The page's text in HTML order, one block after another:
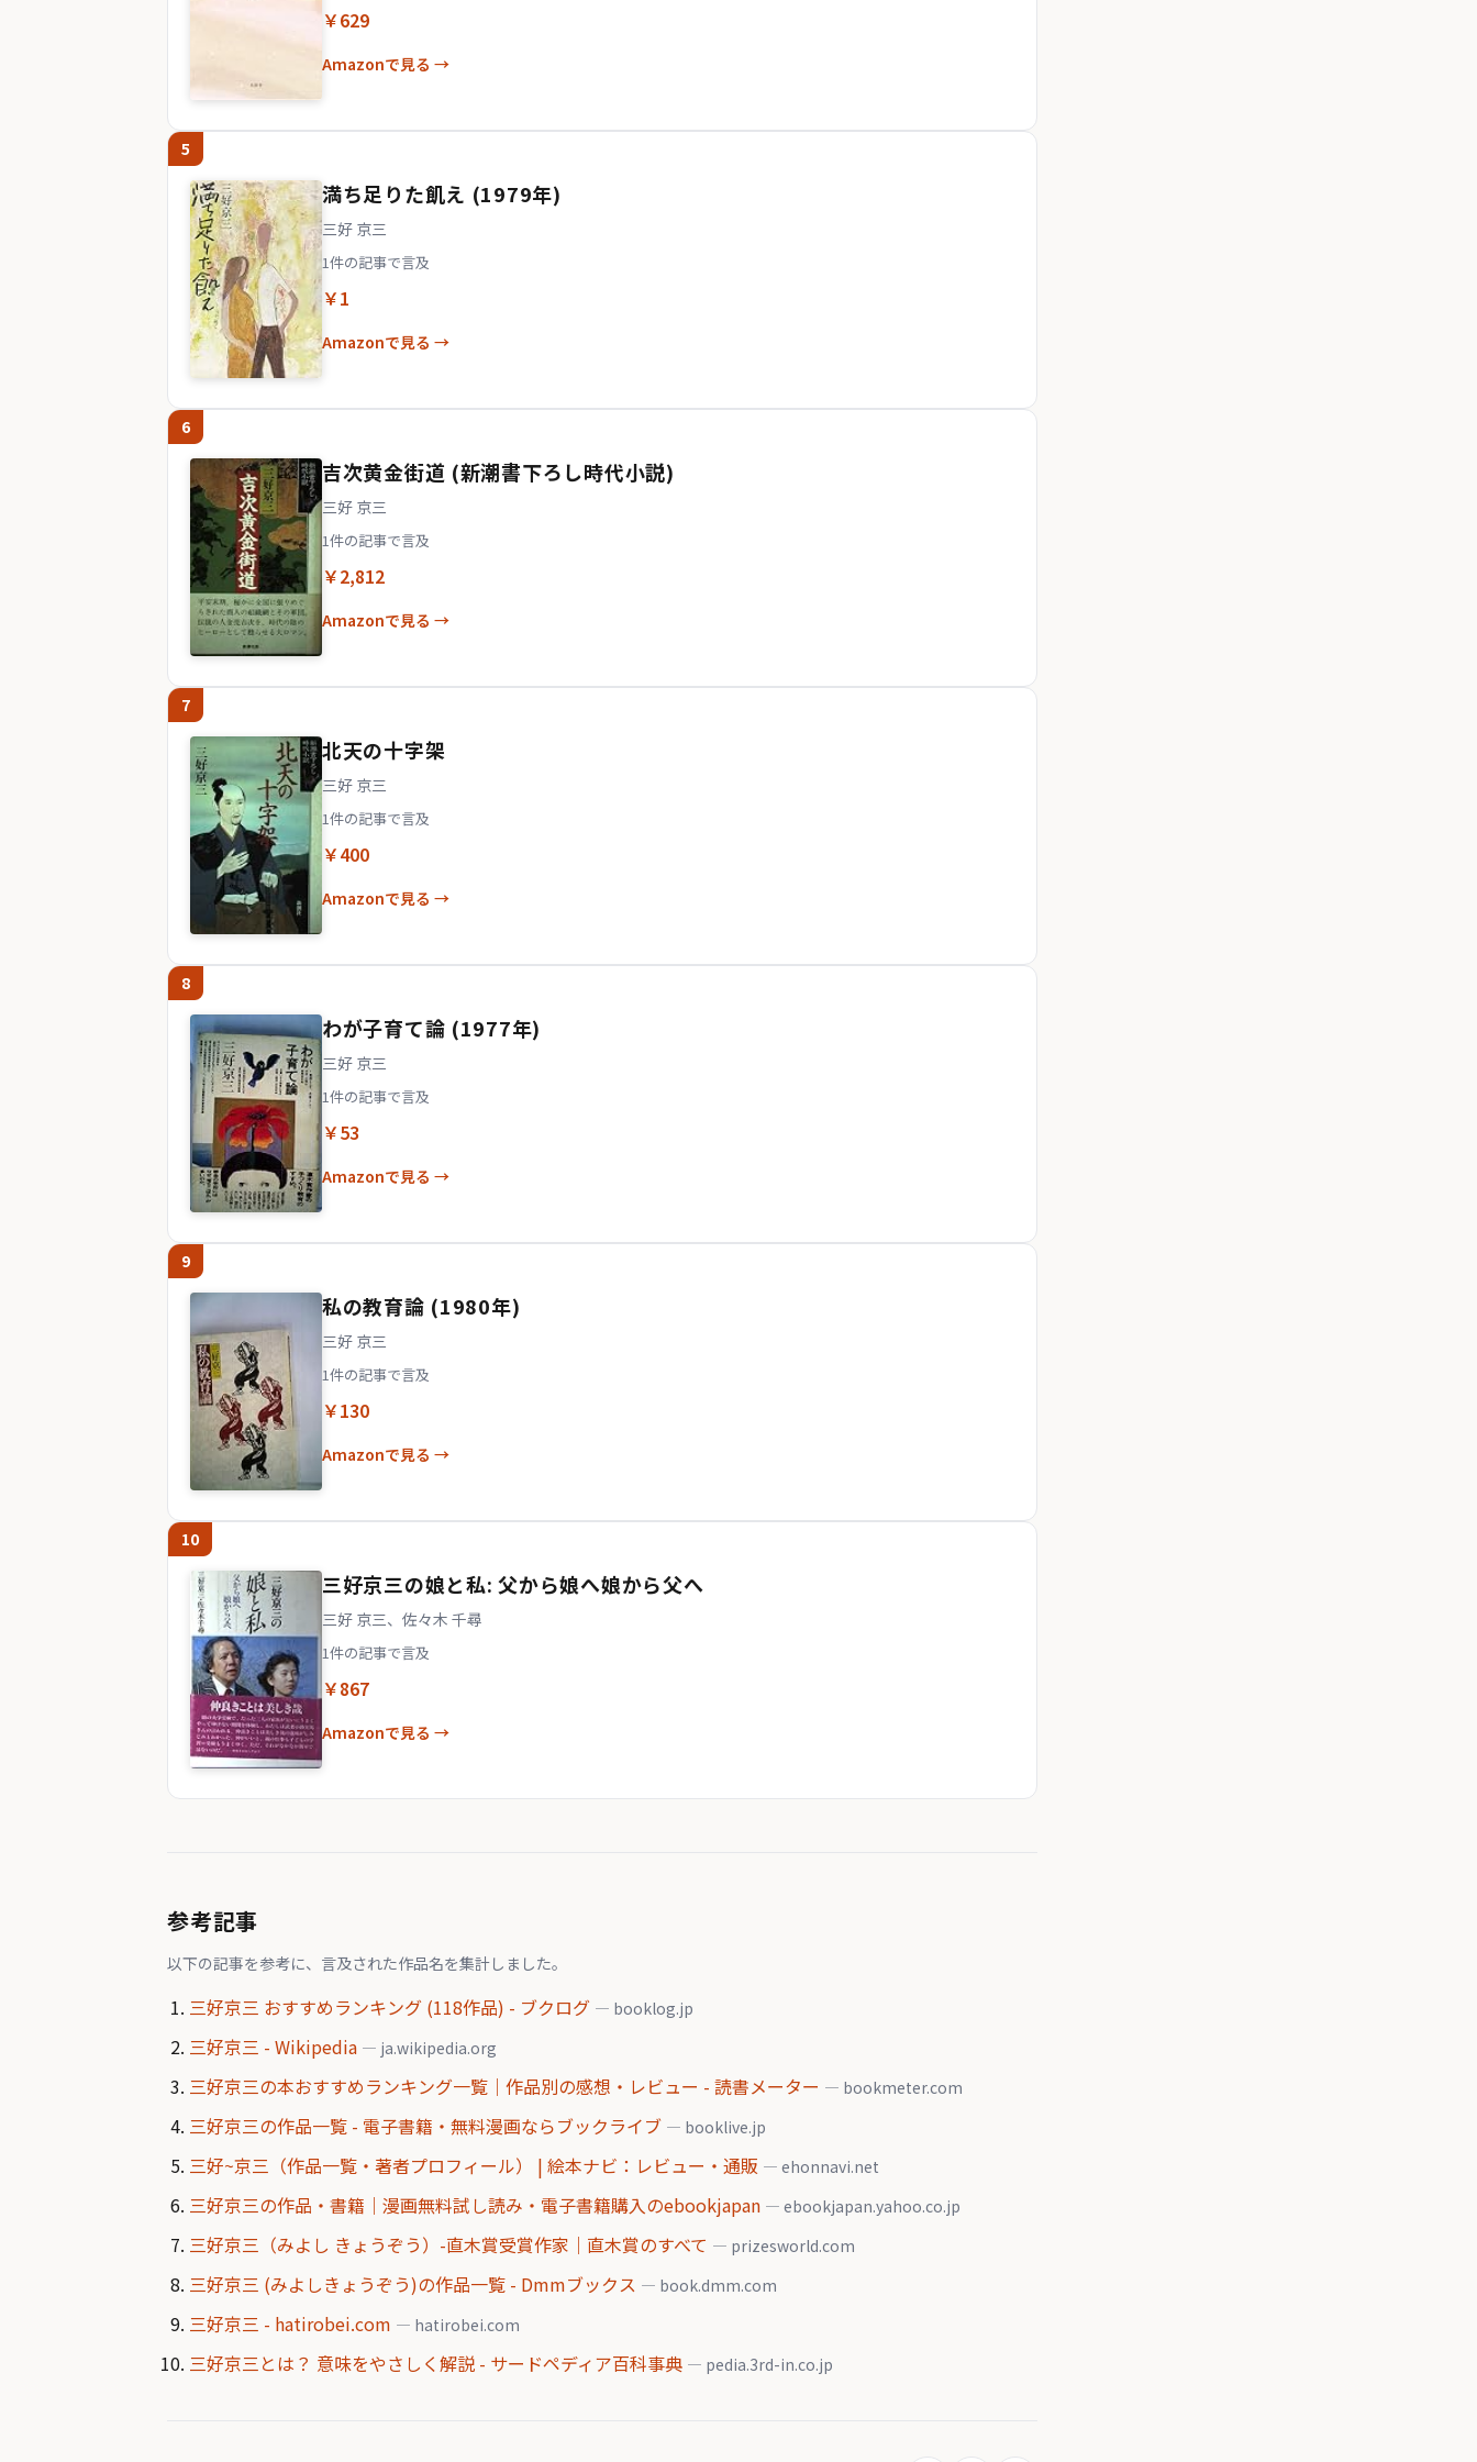
￥629
Amazonで見る →
5
満ち足りた飢え (1979年)
三好 京三
1件の記事で言及
￥1
Amazonで見る →
6
吉次黄金街道 (新潮書下ろし時代小説)
三好 京三
1件の記事で言及
￥2,812
Amazonで見る →
7
北天の十字架
三好 京三
1件の記事で言及
￥400
Amazonで見る →
8
わが子育て論 (1977年)
三好 京三
1件の記事で言及
￥53
Amazonで見る →
9
私の教育論 (1980年)
三好 京三
1件の記事で言及
￥130
Amazonで見る →
10
三好京三の娘と私: 父から娘へ娘から父へ
三好 京三、佐々木 千尋
1件の記事で言及
￥867
Amazonで見る →
参考記事
以下の記事を参考に、言及された作品名を集計しました。
三好京三 おすすめランキング (118作品) - ブクログ — booklog.jp
三好京三 - Wikipedia — ja.wikipedia.org
三好京三の本おすすめランキング一覧｜作品別の感想・レビュー - 読書メーター — bookmeter.com
三好京三の作品一覧 - 電子書籍・無料漫画ならブックライブ — booklive.jp
三好~京三（作品一覧・著者プロフィール） | 絵本ナビ：レビュー・通販 — ehonnavi.net
三好京三の作品・書籍｜漫画無料試し読み・電子書籍購入のebookjapan — ebookjapan.yahoo.co.jp
三好京三（みよし きょうぞう）-直木賞受賞作家｜直木賞のすべて — prizesworld.com
三好京三 (みよしきょうぞう)の作品一覧 - Dmmブックス — book.dmm.com
三好京三 - hatirobei.com — hatirobei.com
三好京三とは？ 意味をやさしく解説 - サードペディア百科事典 — pedia.3rd-in.co.jp